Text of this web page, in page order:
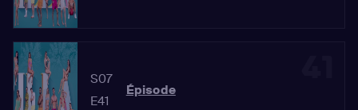
S07
E41
Épisode